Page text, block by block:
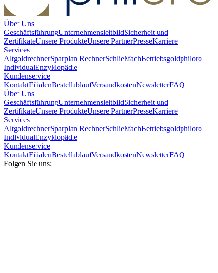
Über Uns
GeschäftsführungUnternehmensleitbildSicherheit und
ZertifikateUnsere ProdukteUnsere PartnerPresseKarriere
Services
AltgoldrechnerSparplan RechnerSchließfachBetriebsgoldphiloro
IndividualEnzyklopädie
Kundenservice
KontaktFilialenBestellablaufVersandkostenNewsletterFAQ
Über Uns
GeschäftsführungUnternehmensleitbildSicherheit und
ZertifikateUnsere ProdukteUnsere PartnerPresseKarriere
Services
AltgoldrechnerSparplan RechnerSchließfachBetriebsgoldphiloro
IndividualEnzyklopädie
Kundenservice
KontaktFilialenBestellablaufVersandkostenNewsletterFAQ
Folgen Sie uns: